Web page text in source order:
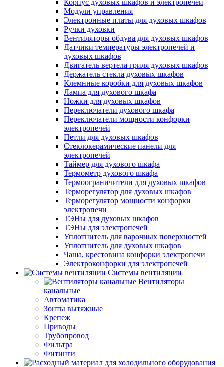
Корпус духовых шкафов и электропечей
Модули управления
Электронные платы для духовых шкафов
Ручки духовки
Вентиляторы обдува для духовых шкафов
Датчики температуры электропечей и
духовых шкафов
Двигатель вертела гриля духовых шкафов
Держатель стекла духовых шкафов
Клемнные коробки для духовых шкафов
Лампа для духового шкафа
Ножки для духовых шкафов
Переключатели духового шкафа
Переключатели мощности конфорки
электропечей
Петли для духовых шкафов
Стеклокерамические панели для
электропечей
Таймер для духового шкафа
Термометр духового шкафа
Термоограничители для духовых шкафов
Терморегулятор для духовых шкафов
Терморегулятор мощности конфорки
электропечи
ТЭНы для духовых шкафов
ТЭНы для электропечей
Уплотнитель для варочных поверхностей
Уплотнитель для духовых шкафов
Чаша, крестовина конфорки электропечи
Электроконфорки для электропечей
Системы вентиляции
Вентиляторы
канальные
Автоматика
Зонты вытяжные
Крепеж
Приводы
Трубопровод
Фильтра
Фитинги